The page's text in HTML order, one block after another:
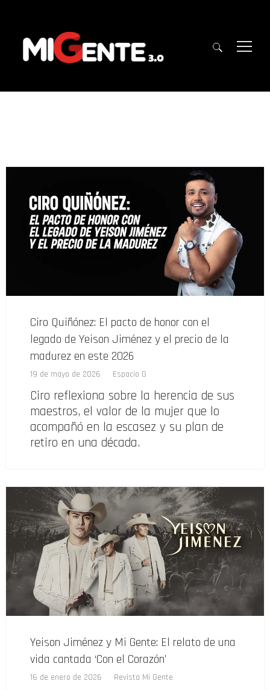
Ciro Quiñónez: El pacto de honor con el
legado de Yeison Jiménez y el precio de la
madurez en este 2026
19 de mayo de 2026 Espacio G
Ciro reflexiona sobre la herencia de sus
maestros, el valor de la mujer que lo
acompañó en la escasez y su plan de
retiro en una década.
Yeison Jiménez y Mi Gente: El relato de una
vida cantada ‘Con el Corazón’
16 de enero de 2026 Revista Mi Gente